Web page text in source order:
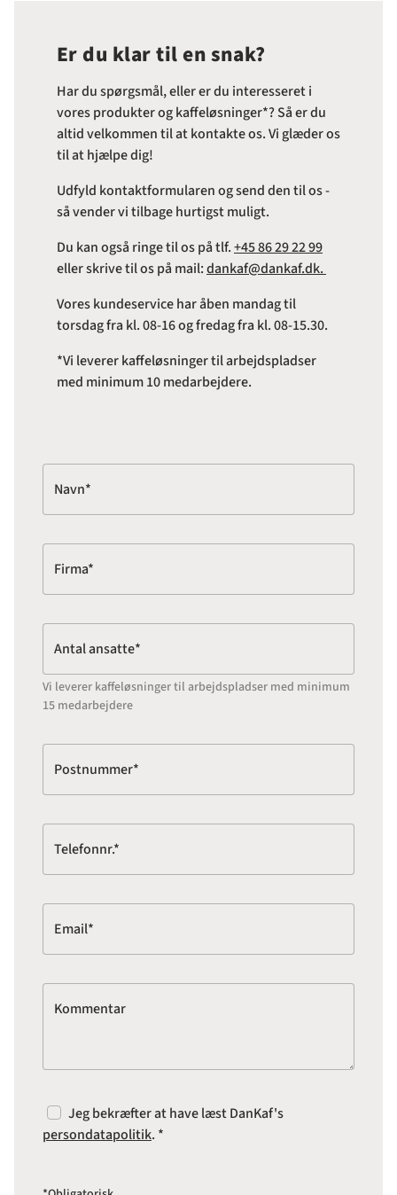
Er du klar til en snak?
Har du spørgsmål, eller er du interesseret i
vores produkter og kaffeløsninger*? Så er du
altid velkommen til at kontakte os. Vi glæder os
til at hjælpe dig!
Udfyld kontaktformularen og send den til os -
så vender vi tilbage hurtigst muligt.
Du kan også ringe til os på tlf.+45 86 29 22 99
eller skrive til os på mail:dankaf@dankaf.dk.
Vores kundeservice har åben mandag til
torsdag fra kl. 08-16 og fredag fra kl. 08-15.30.
*Vi leverer kaffeløsninger til arbejdspladser
med minimum 10 medarbejdere.
Navn*
Firma*
Antal ansatte*
Vi leverer kaffeløsninger til arbejdspladser med minimum
15 medarbejdere
Postnummer*
Telefonnr.*
Email*
Kommentar
Jeg bekræfter at have læst DanKaf's
persondatapolitik. *